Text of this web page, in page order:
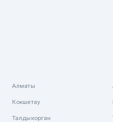
Алматы
Кокшетау
Талдыкорган